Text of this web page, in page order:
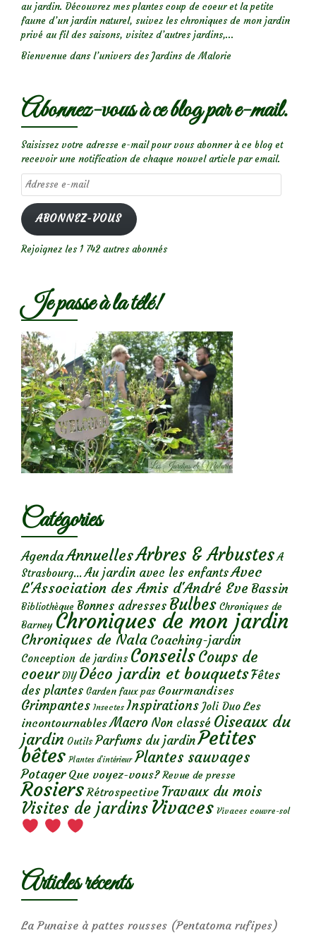
au jardin. Découvrez mes plantes coup de coeur et la petite
faune d’un jardin naturel, suivez les chroniques de mon jardin
privé au fil des saisons, visitez d’autres jardins,...
Bienvenue dans l’univers des Jardins de Malorie
Abonnez-vous à ce blog par e-mail.
Saisissez votre adresse e-mail pour vous abonner à ce blog et
recevoir une notification de chaque nouvel article par email.
Adresse
e-
mail
ABONNEZ-VOUS
Rejoignez les 1 742 autres abonnés
Je passe à la télé!
Catégories
AgendaAnnuellesArbres & Arbustes A
Strasbourg... Au jardin avec les enfantsAvec
L'Association des Amis d'André Eve Bassin
Bibliothèque Bonnes adresses Bulbes Chroniques de
Barney Chroniques de mon jardin
Chroniques de Nala Coaching-jardin
Conception de jardins ConseilsCoups de
coeur DIY Déco jardin et bouquetsFêtes
des plantes Garden faux pas Gourmandises
Grimpantes Insectes Inspirations Joli Duo Les
incontournables Macro Non classé Oiseaux du
jardin Outils Parfums du jardinPetites
bêtes Plantes d’intérieur Plantes sauvages
Potager Que voyez-vous? Revue de presse
Rosiers Rétrospective Travaux du mois
Visites de jardins Vivaces Vivaces couvre-sol
Articles récents
La Punaise à pattes rousses (Pentatoma rufipes)